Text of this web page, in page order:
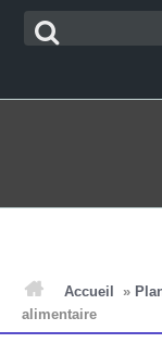
Aller
Recherche
Accueil »
alimentaire